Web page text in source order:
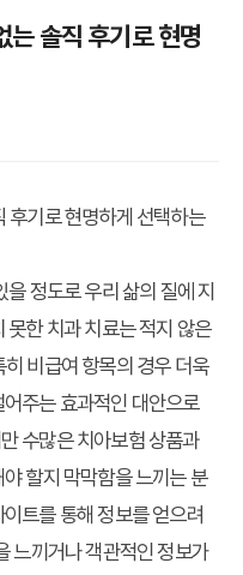
는 솔직 후기로 현명
후기로 현명하게 선택하는
정도로 우리 삶의 질에 지
못한 치과 치료는 적지 않은
비급여 항목의 경우 더욱
주는 효과적인 대안으로
수많은 치아보험 상품과
할지 막막함을 느끼는 분
이트를 통해 정보를 얻으려
느끼거나 객관적인 정보가